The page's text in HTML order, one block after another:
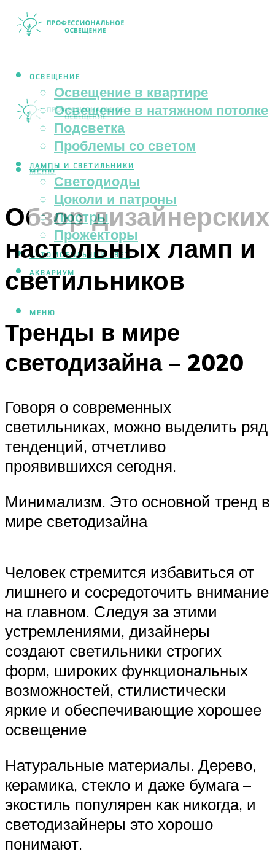
ОСВЕЩЕНИЕ
Освещение в квартире
Освещение в натяжном потолке
Подсветка
Проблемы со светом
ЛАМПЫ И СВЕТИЛЬНИКИ
Светодиоды
Цоколи и патроны
Люстры
Прожекторы
АВТОМОБИЛЬНЫЙ СВЕТ
АКВАРИУМ
МЕНЮ
МЕНЮ
Обзор дизайнерских
настольных ламп и
светильников
Тренды в мире
светодизайна – 2020
Говоря о современных
светильниках, можно выделить ряд
тенденций, отчетливо
проявившихся сегодня.
Минимализм. Это основной тренд в
мире светодизайна
Человек стремится избавиться от
лишнего и сосредоточить внимание
на главном. Следуя за этими
устремлениями, дизайнеры
создают светильники строгих
форм, широких функциональных
возможностей, стилистически
яркие и обеспечивающие хорошее
освещение
Натуральные материалы. Дерево,
керамика, стекло и даже бумага –
экостиль популярен как никогда, и
светодизайнеры это хорошо
понимают.